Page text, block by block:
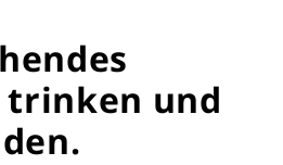
trinken und